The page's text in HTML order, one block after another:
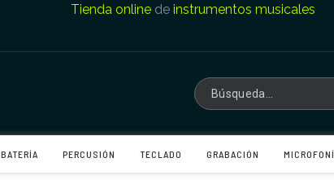
Tienda onlinede instrumentos musicales
BATERÍA PERCUSIÓN TECLADO GRABACIÓN